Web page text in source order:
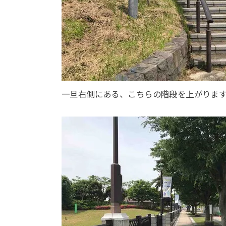
一旦右側にある、こちらの階段を上がりま